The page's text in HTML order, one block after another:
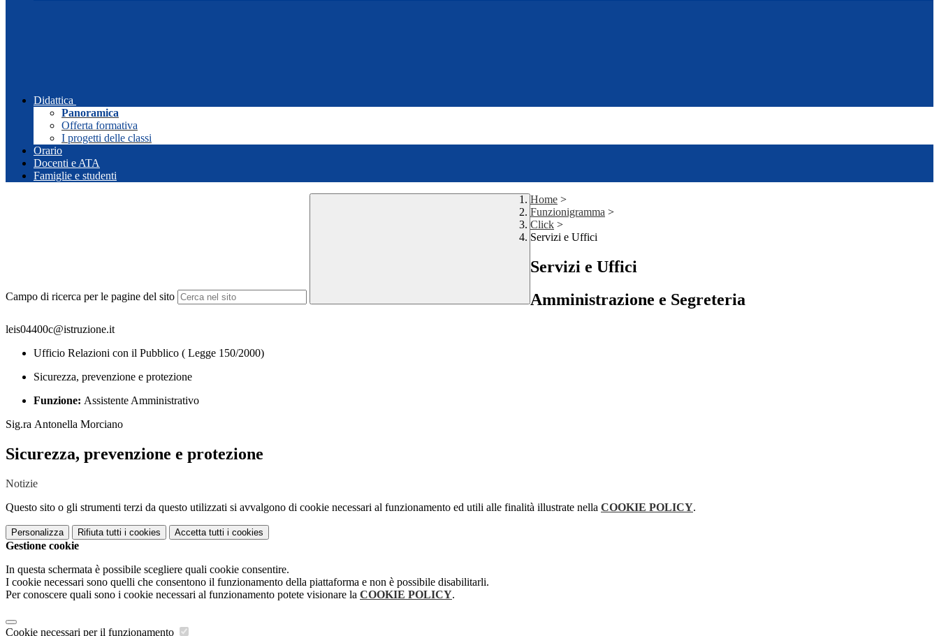
Didattica
Panoramica
Offerta formativa
I progetti delle classi
Orario
Docenti e ATA
Famiglie e studenti
Campo di ricerca per le pagine del sito
Home >
Funzionigramma >
Click >
Servizi e Uffici
Servizi e Uffici
Amministrazione e Segreteria
leis04400c@istruzione.it
Ufficio Relazioni con il Pubblico ( Legge 150/2000)
Sicurezza, prevenzione e protezione
Funzione: Assistente Amministrativo
Sig.ra Antonella Morciano
Sicurezza, prevenzione e protezione
Notizie
Questo sito o gli strumenti terzi da questo utilizzati si avvalgono di cookie necessari al funzionamento ed utili alle finalità illustrate nella COOKIE POLICY.
Personalizza Rifiuta tutti i cookies Accetta tutti i cookies
Gestione cookie
In questa schermata è possibile scegliere quali cookie consentire.
I cookie necessari sono quelli che consentono il funzionamento della piattaforma e non è possibile disabilitarli.
Per conoscere quali sono i cookie necessari al funzionamento potete visionare la COOKIE POLICY.
Cookie necessari per il funzionamento